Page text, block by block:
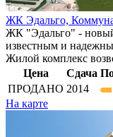
ЖК Эдальго,
ЖК "Эдальго" - новый
известным и
Жилой комплекс
Цена
Сдача
ПРОДАНО 2014
На карте